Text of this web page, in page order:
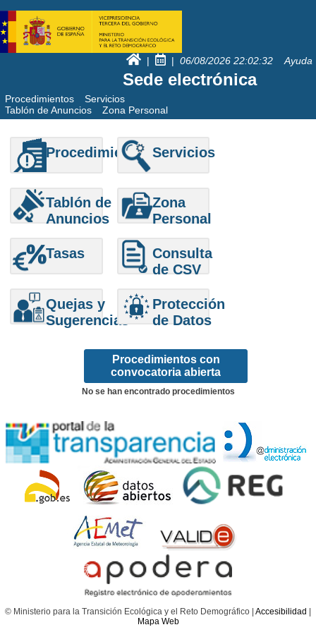
| | 06/08/2026 22:02:32 Ayuda
Sede electrónica
Procedimientos
Servicios
Tablón de Anuncios
Zona Personal
Procedimientos Servicios
Tablón de
Anuncios
Zona
Personal
Tasas
Consulta
de CSV
Quejas y
Sugerencias
Protección
de Datos
Procedimientos con
convocatoria abierta
No se han encontrado procedimientos
© Ministerio para la Transición Ecológica y el Reto Demográfico | Accesibilidad
Mapa Web